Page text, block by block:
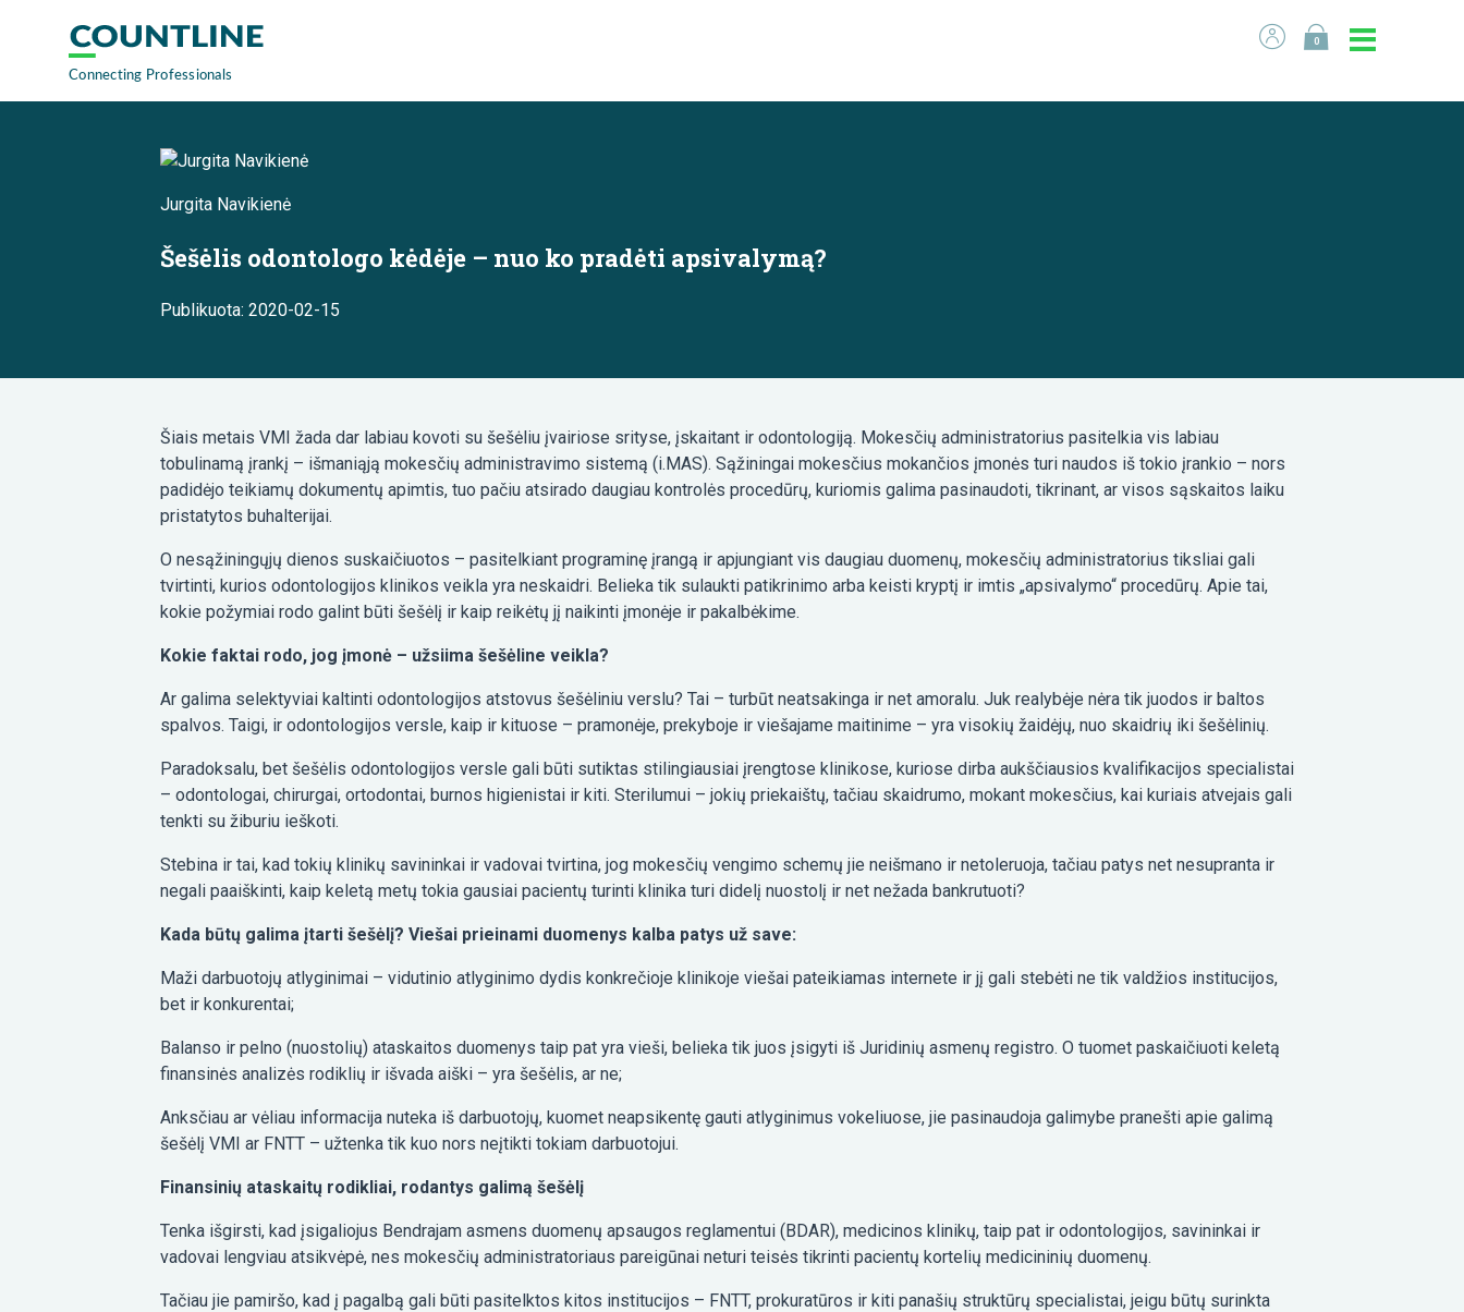
0
Jurgita Navikienė
Šešėlis odontologo kėdėje – nuo ko pradėti apsivalymą?
Publikuota: 2020-02-15
Šiais metais VMI žada dar labiau kovoti su šešėliu įvairiose srityse, įskaitant ir odontologiją. Mokesčių administratorius pasitelkia vis labiau
tobulinamą įrankį – išmaniąją mokesčių administravimo sistemą (i.MAS). Sąžiningai mokesčius mokančios įmonės turi naudos iš tokio įrankio – nors
padidėjo teikiamų dokumentų apimtis, tuo pačiu atsirado daugiau kontrolės procedūrų, kuriomis galima pasinaudoti, tikrinant, ar visos sąskaitos laiku
pristatytos buhalterijai.
O nesąžiningųjų dienos suskaičiuotos – pasitelkiant programinę įrangą ir apjungiant vis daugiau duomenų, mokesčių administratorius tiksliai gali
tvirtinti, kurios odontologijos klinikos veikla yra neskaidri. Belieka tik sulaukti patikrinimo arba keisti kryptį ir imtis „apsivalymo“ procedūrų. Apie tai,
kokie požymiai rodo galint būti šešėlį ir kaip reikėtų jį naikinti įmonėje ir pakalbėkime.
Kokie faktai rodo, jog įmonė – užsiima šešėline veikla?
Ar galima selektyviai kaltinti odontologijos atstovus šešėliniu verslu? Tai – turbūt neatsakinga ir net amoralu. Juk realybėje nėra tik juodos ir baltos
spalvos. Taigi, ir odontologijos versle, kaip ir kituose – pramonėje, prekyboje ir viešajame maitinime – yra visokių žaidėjų, nuo skaidrių iki šešėlinių.
Paradoksalu, bet šešėlis odontologijos versle gali būti sutiktas stilingiausiai įrengtose klinikose, kuriose dirba aukščiausios kvalifikacijos specialistai
– odontologai, chirurgai, ortodontai, burnos higienistai ir kiti. Sterilumui – jokių priekaištų, tačiau skaidrumo, mokant mokesčius, kai kuriais atvejais gali
tenkti su žiburiu ieškoti.
Stebina ir tai, kad tokių klinikų savininkai ir vadovai tvirtina, jog mokesčių vengimo schemų jie neišmano ir netoleruoja, tačiau patys net nesupranta ir
negali paaiškinti, kaip keletą metų tokia gausiai pacientų turinti klinika turi didelį nuostolį ir net nežada bankrutuoti?
Kada būtų galima įtarti šešėlį? Viešai prieinami duomenys kalba patys už save:
Maži darbuotojų atlyginimai – vidutinio atlyginimo dydis konkrečioje klinikoje viešai pateikiamas internete ir jį gali stebėti ne tik valdžios institucijos,
bet ir konkurentai;
Balanso ir pelno (nuostolių) ataskaitos duomenys taip pat yra vieši, belieka tik juos įsigyti iš Juridinių asmenų registro. O tuomet paskaičiuoti keletą
finansinės analizės rodiklių ir išvada aiški – yra šešėlis, ar ne;
Anksčiau ar vėliau informacija nuteka iš darbuotojų, kuomet neapsikentę gauti atlyginimus vokeliuose, jie pasinaudoja galimybe pranešti apie galimą
šešėlį VMI ar FNTT – užtenka tik kuo nors neįtikti tokiam darbuotojui.
Finansinių ataskaitų rodikliai, rodantys galimą šešėlį
Tenka išgirsti, kad įsigaliojus Bendrajam asmens duomenų apsaugos reglamentui (BDAR), medicinos klinikų, taip pat ir odontologijos, savininkai ir
vadovai lengviau atsikvėpė, nes mokesčių administratoriaus pareigūnai neturi teisės tikrinti pacientų kortelių medicininių duomenų.
Tačiau jie pamiršo, kad į pagalbą gali būti pasitelktos kitos institucijos – FNTT, prokuratūros ir kiti panašių struktūrų specialistai, jeigu būtų surinkta